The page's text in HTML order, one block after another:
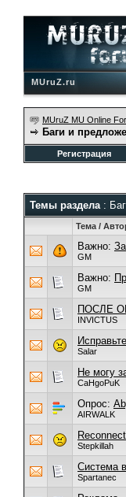
MUruZ.ru
MUruZ MU Online
Баги и
Регистрация
Темы раздела:
Тема /
Важно:
GM
Важно:
GM
ПОСЛЕ
INVICTUS
Salar
Не могу
CaHgoPuK
Опрос:
AIRWALK
Reconnect
Stepkillah
Система
Spartanec